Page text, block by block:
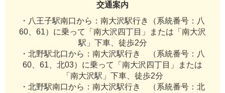
交通案内
・八王子駅南口から：南大沢駅行き（系統番号：八
60、61）に乗って「南大沢四丁目」または「南大沢
駅」下車、徒歩2分
・北野駅北口から：南大沢駅行き （系統番号：八
60、61、北03）に乗って「南大沢四丁目」または
「南大沢駅」下車、徒歩2分
・北野駅南口から：南大沢駅行き （系統番号：北